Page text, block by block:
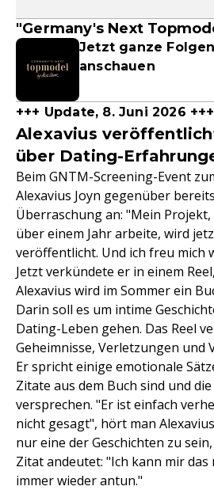
"Germany's Next
Jetzt ganze
anschauen
+++ Update, 8. Juni 2026 +++
Alexavius
über Dating-
Beim GNTM-Screening-Event
Alexavius Joyn gegenüber
Überraschung an: "Mein
über einem Jahr arbeite, wird
veröffentlicht. Und ich freu mich
Jetzt verkündete er in einem
Alexavius wird im Sommer ein
Darin soll es um intime
Dating-Leben gehen. Das Reel
Geheimnisse, Verletzungen und
Er spricht einige emotionale
Zitate aus dem Buch sind und
versprechen. "Er ist einfach
nicht gesagt", hört man
nur eine der Geschichten zu
Zitat andeutet: "Ich kann mir das
immer wieder antun."